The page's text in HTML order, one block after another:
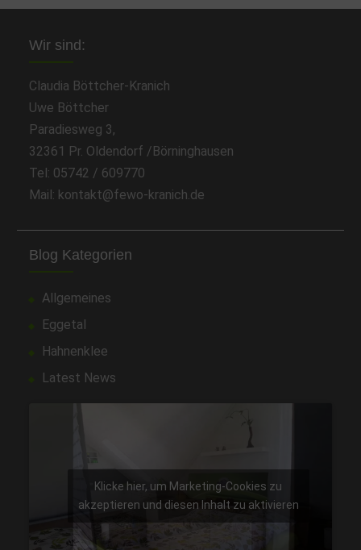
Wir sind:
Claudia Böttcher-Kranich
Uwe Böttcher
Paradiesweg 3,
32361 Pr. Oldendorf /Börninghausen
Tel: 05742 / 609770
Mail: kontakt@fewo-kranich.de
Blog Kategorien
Allgemeines
Eggetal
Hahnenklee
Latest News
Klicke hier, um Marketing-Cookies zu
akzeptieren und diesen Inhalt zu aktivieren